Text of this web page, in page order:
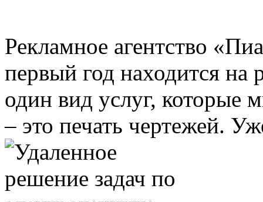
Рекламное агентство
первый год находится на
один вид услуг, которые
– это печать чертежей.